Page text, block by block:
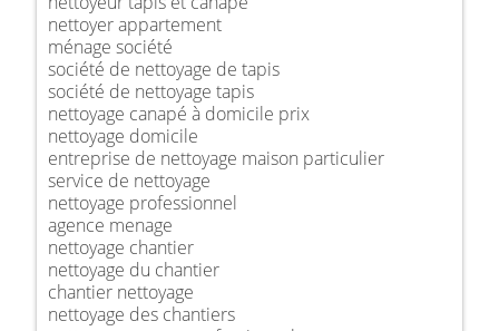
nettoyer appartement
ménage société
société de nettoyage de tapis
société de nettoyage tapis
nettoyage canapé à domicile prix
nettoyage domicile
entreprise de nettoyage maison particulier
service de nettoyage
nettoyage professionnel
agence menage
nettoyage chantier
nettoyage du chantier
chantier nettoyage
nettoyage des chantiers